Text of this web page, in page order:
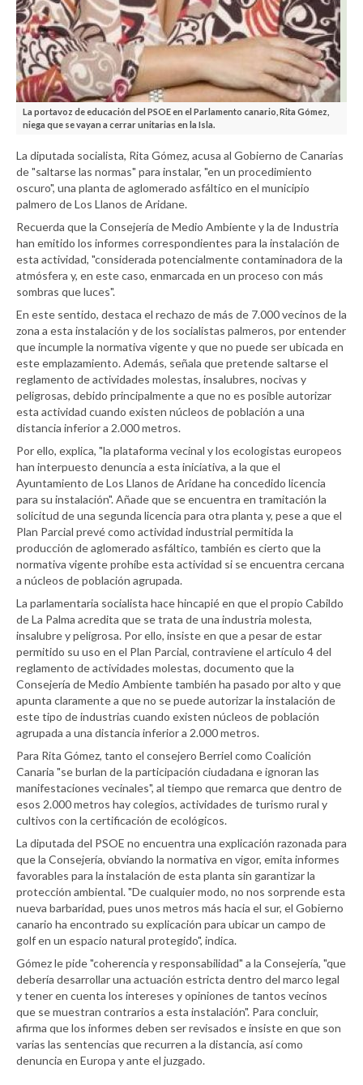
La portavoz de educación del PSOE en el Parlamento canario, Rita Gómez,
niega que se vayan a cerrar unitarias en la Isla.
La diputada socialista, Rita Gómez, acusa al Gobierno de Canarias
de "saltarse las normas" para instalar, "en un procedimiento
oscuro", una planta de aglomerado asfáltico en el municipio
palmero de Los Llanos de Aridane.
Recuerda que la Consejería de Medio Ambiente y la de Industria
han emitido los informes correspondientes para la instalación de
esta actividad, "considerada potencialmente contaminadora de la
atmósfera y, en este caso, enmarcada en un proceso con más
sombras que luces".
En este sentido, destaca el rechazo de más de 7.000 vecinos de la
zona a esta instalación y de los socialistas palmeros, por entender
que incumple la normativa vigente y que no puede ser ubicada en
este emplazamiento. Además, señala que pretende saltarse el
reglamento de actividades molestas, insalubres, nocivas y
peligrosas, debido principalmente a que no es posible autorizar
esta actividad cuando existen núcleos de población a una
distancia inferior a 2.000 metros.
Por ello, explica, "la plataforma vecinal y los ecologistas europeos
han interpuesto denuncia a esta iniciativa, a la que el
Ayuntamiento de Los Llanos de Aridane ha concedido licencia
para su instalación". Añade que se encuentra en tramitación la
solicitud de una segunda licencia para otra planta y, pese a que el
Plan Parcial prevé como actividad industrial permitida la
producción de aglomerado asfáltico, también es cierto que la
normativa vigente prohíbe esta actividad si se encuentra cercana
a núcleos de población agrupada.
La parlamentaria socialista hace hincapié en que el propio Cabildo
de La Palma acredita que se trata de una industria molesta,
insalubre y peligrosa. Por ello, insiste en que a pesar de estar
permitido su uso en el Plan Parcial, contraviene el artículo 4 del
reglamento de actividades molestas, documento que la
Consejería de Medio Ambiente también ha pasado por alto y que
apunta claramente a que no se puede autorizar la instalación de
este tipo de industrias cuando existen núcleos de población
agrupada a una distancia inferior a 2.000 metros.
Para Rita Gómez, tanto el consejero Berriel como Coalición
Canaria "se burlan de la participación ciudadana e ignoran las
manifestaciones vecinales", al tiempo que remarca que dentro de
esos 2.000 metros hay colegios, actividades de turismo rural y
cultivos con la certificación de ecológicos.
La diputada del PSOE no encuentra una explicación razonada para
que la Consejería, obviando la normativa en vigor, emita informes
favorables para la instalación de esta planta sin garantizar la
protección ambiental. "De cualquier modo, no nos sorprende esta
nueva barbaridad, pues unos metros más hacia el sur, el Gobierno
canario ha encontrado su explicación para ubicar un campo de
golf en un espacio natural protegido", indica.
Gómez le pide "coherencia y responsabilidad" a la Consejería, "que
debería desarrollar una actuación estricta dentro del marco legal
y tener en cuenta los intereses y opiniones de tantos vecinos
que se muestran contrarios a esta instalación". Para concluir,
afirma que los informes deben ser revisados e insiste en que son
varias las sentencias que recurren a la distancia, así como
denuncia en Europa y ante el juzgado.